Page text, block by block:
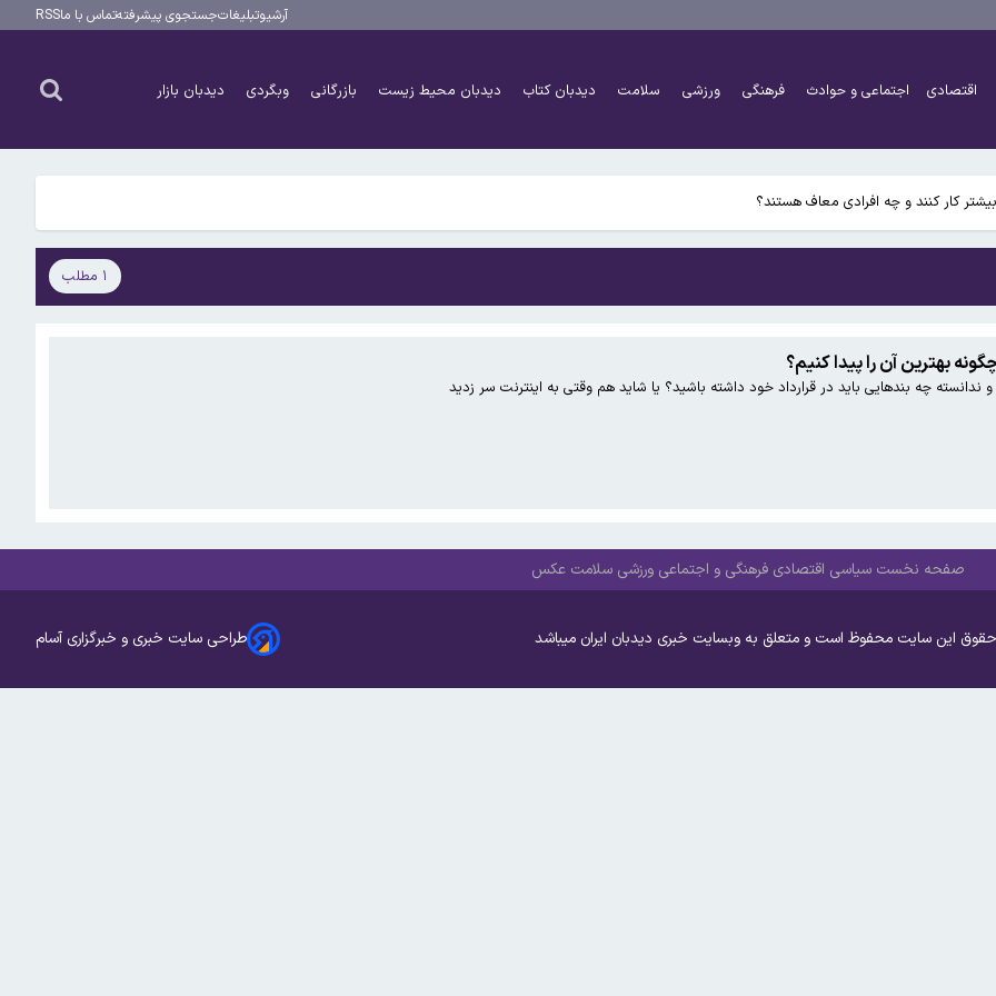
آرشیوتبلیغاتجستجوی پیشرفتهتماس با ماRSS
اقتصادی اجتماعی و حوادث فرهنگی ورزشی سلامت دیدبان کتاب دیدبان محیط زیست بازرگانی وبگردی دیدبان بازار
دو برابر شده است
کار کنند و چه افرادی معاف هستند؟
دو برابر شده است
کار کنند و چه افرادی معاف هستند؟
۱ مطلب
بهترین آن را پیدا کنیم؟
ندانسته چه بندهایی باید در قرارداد خود داشته باشید؟ یا شاید هم وقتی به اینترنت سر زدید
صفحه نخست سیاسی اقتصادی فرهنگی و اجتماعی ورزشی سلامت عکس
این سایت محفوظ است و متعلق به وبسایت خبری دیدبان ایران میباشد طراحی سایت خبری و خبرگزاری آسام